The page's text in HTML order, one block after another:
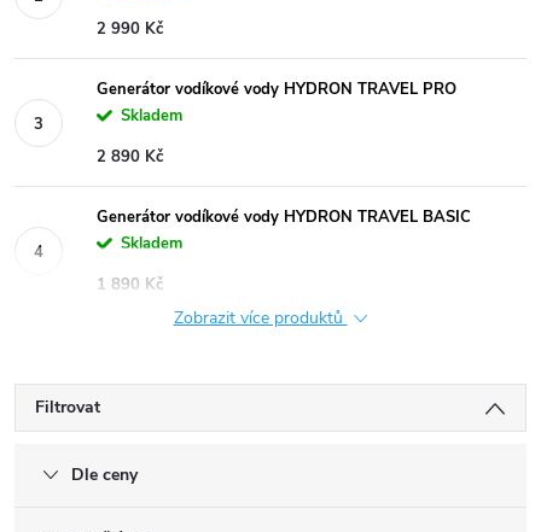
2 990 Kč
Generátor vodíkové vody HYDRON TRAVEL PRO
Skladem
2 890 Kč
Generátor vodíkové vody HYDRON TRAVEL BASIC
Skladem
1 890 Kč
Zobrazit více produktů
Filtrovat
Dle ceny